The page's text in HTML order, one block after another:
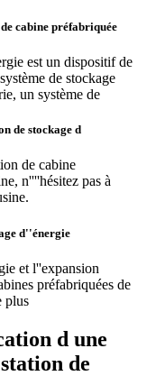
cabine préfabriquée
est un dispositif de
de stockage
un système de
de stockage d
de cabine
n''''hésitez pas à
d''énergie
et l''expansion
préfabriquées de
plus
d une
de